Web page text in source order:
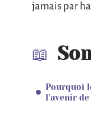
jamais par
Pourquoi
l’avenir